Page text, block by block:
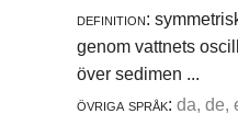
definition:
genom vattnets
över sedimen ...
övriga språk: da, de,